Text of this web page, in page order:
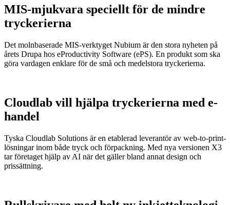
MIS-mjukvara speciellt för de mindre
tryckerierna
Det molnbaserade MIS-verktyget Nubium är den stora nyheten på
årets Drupa hos eProductivity Software (ePS). En produkt som ska
göra vardagen enklare för de små och medelstora tryckerierna.
Cloudlab vill hjälpa tryckerierna med e-
handel
Tyska Cloudlab Solutions är en etablerad leverantör av web-to-print-
lösningar inom både tryck och förpackning. Med nya versionen X3
tar företaget hjälp av AI när det gäller bland annat design och
prissättning.